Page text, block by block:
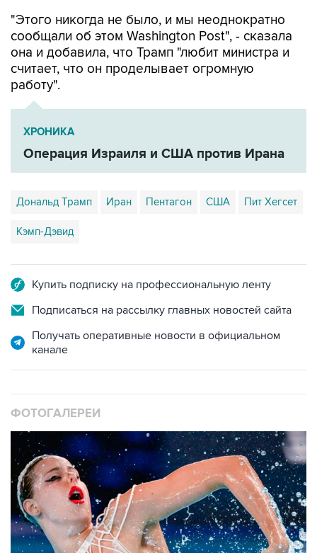
"Этого никогда не было, и мы неоднократно
сообщали об этом Washington Post", - сказала
она и добавила, что Трамп "любит министра и
считает, что он проделывает огромную
работу".
ХРОНИКА
Операция Израиля и США против Ирана
Дональд Трамп Иран Пентагон США Пит Хегсет
Кэмп-Дэвид
Купить подписку на профессиональную ленту
Подписаться на рассылку главных новостей сайта
Получать оперативные новости в официальном
канале
ФОТОГАЛЕРЕИ